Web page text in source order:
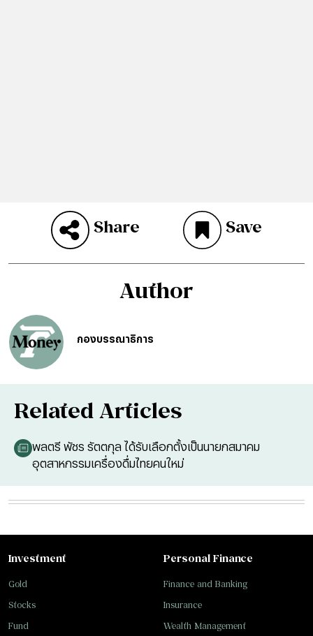
Share Save
Author
กองบรรณาธิการ
Related Articles
พลตรี พัชร รัตตกุล ได้รับเลือกตั้งเป็นนายกสมาคม
อุตสาหกรรมเครื่องดื่มไทยคนใหม่
Investment
Gold
Stocks
Fund
Personal Finance
Finance and Banking
Insurance
Wealth Management